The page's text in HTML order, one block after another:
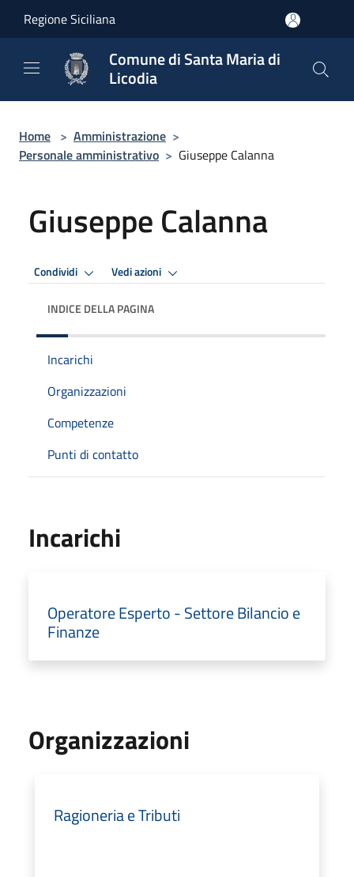
Regione Siciliana
Comune di Santa Maria di
Licodia
Home > Amministrazione >
Personale amministrativo > Giuseppe Calanna
Giuseppe Calanna
Condividi Vedi azioni
INDICE DELLA PAGINA
Incarichi
Organizzazioni
Competenze
Punti di contatto
Incarichi
Operatore Esperto - Settore Bilancio e
Finanze
Organizzazioni
Ragioneria e Tributi